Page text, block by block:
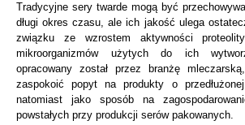
Tradycyjne sery twarde mogą być
długi okres czasu, ale ich jakość ulega
związku ze wzrostem aktywności
mikroorganizmów użytych do ich
opracowany został przez branżę
zaspokoić popyt na produkty o
natomiast jako sposób na
powstałych przy produkcji serów pakowanych.